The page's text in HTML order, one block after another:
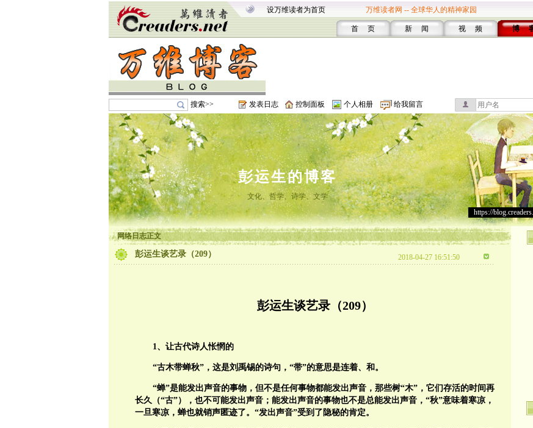
设万维读者为首页 万维读者网 -- 全球华人的精神家园
首 页 新 闻 视 频 博
搜索>> 发表日志 控制面板 个人相册 给我留言
彭运生的博客
文化、哲学、诗学、文学
https://
网络日志正文
彭运生谈艺录（209） 2018-04-27 16:51:50
彭运生谈艺录（209）
1、让古代诗人怅惘的
“古木带蝉秋”，这是刘禹锡的诗句，“带”的意思是连着、和。
“蝉”是能发出声音的事物，但不是任何事物都能发出声音，那些树“木”，它们存活的时间再
长久（“古”），也不可能发出声音；能发出声音的事物也不是总能发出声音，“秋”意味着寒凉，
一旦寒凉，蝉也就销声匿迹了。“发出声音”受到了隐秘的肯定。